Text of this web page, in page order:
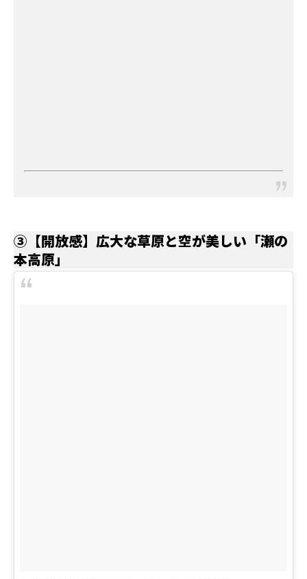
③【開放感】広大な草原と空が美しい「瀬の
本高原」